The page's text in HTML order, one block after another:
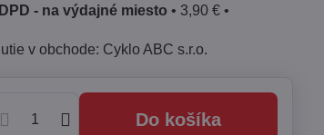
DPD - na výdajné miesto •3,90 € •
Cyklo ABC s.r.o.
Do košíka